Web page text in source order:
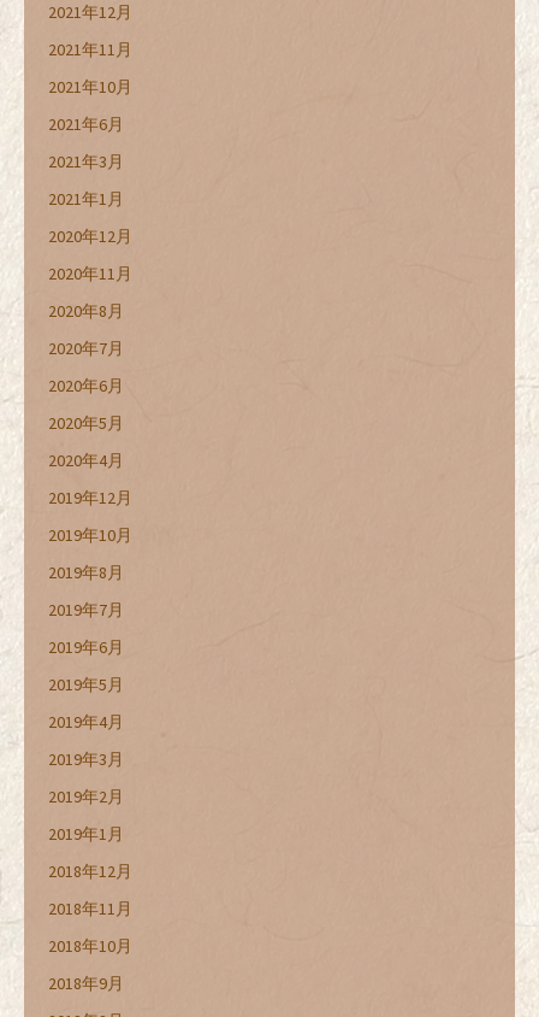
2021年12月
2021年11月
2021年10月
2021年6月
2021年3月
2021年1月
2020年12月
2020年11月
2020年8月
2020年7月
2020年6月
2020年5月
2020年4月
2019年12月
2019年10月
2019年8月
2019年7月
2019年6月
2019年5月
2019年4月
2019年3月
2019年2月
2019年1月
2018年12月
2018年11月
2018年10月
2018年9月